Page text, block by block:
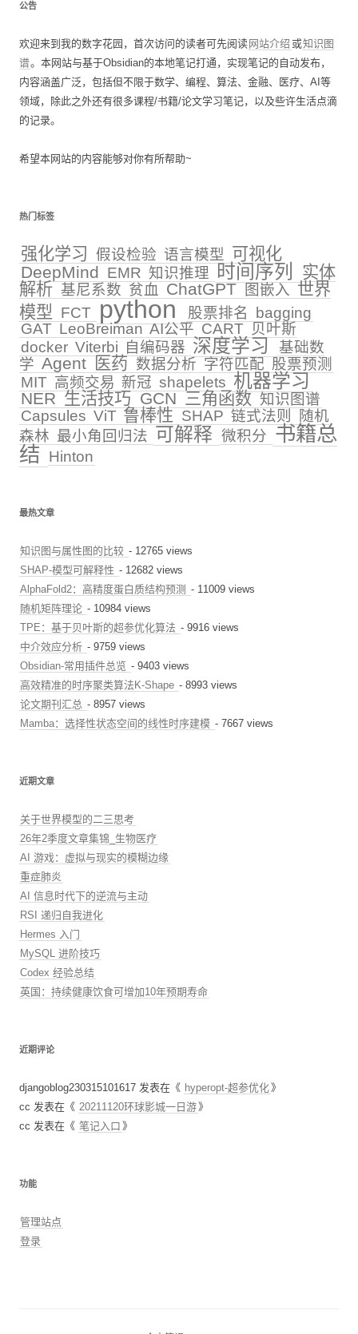
公告
欢迎来到我的数字花园，首次访问的读者可先阅读 网站介绍 或知识图
谱。本网站与基于Obsidian的本地笔记打通，实现笔记的自动发布，
内容涵盖广泛，包括但不限于数学、编程、算法、金融、医疗、AI等
领域，除此之外还有很多课程/书籍/论文学习笔记，以及些许生活点滴
的记录。
希望本网站的内容能够对你有所帮助~
热门标签
强化学习 假设检验 语言模型 可视化
DeepMind EMR 知识推理 时间序列
实体
解析 基尼系数 贫血 ChatGPT 图嵌入 世界
模型
FCT python 股票排名
bagging
GAT LeoBreimanAI公平 CART 贝叶斯
docker Viterbi 自编码器 深度学习
基础数
学 Agent 医药 数据分析 字符匹配 股票预测
MIT 高频交易 新冠 shapelets 机器学习
NER 生活技巧 GCN 三角函数 知识图谱
Capsules ViT 鲁棒性 SHAP 链式法则
随机
森林 最小角回归法 可解释 微积分 书籍总
结
Hinton
最热文章
知识图与属性图的比较 - 12765 views
SHAP-模型可解释性 - 12682 views
AlphaFold2：高精度蛋白质结构预测 - 11009 views
随机矩阵理论 - 10984 views
TPE：基于贝叶斯的超参优化算法 - 9916 views
中介效应分析 - 9759 views
Obsidian-常用插件总览 - 9403 views
高效精准的时序聚类算法K-Shape - 8993 views
论文期刊汇总 - 8957 views
Mamba：选择性状态空间的线性时序建模 - 7667 views
近期文章
关于世界模型的二三思考
26年2季度文章集锦_生物医疗
AI 游戏：虚拟与现实的模糊边缘
重症肺炎
AI 信息时代下的逆流与主动
RSI 递归自我进化
Hermes 入门
MySQL 进阶技巧
Codex 经验总结
英国：持续健康饮食可增加10年预期寿命
近期评论
djangoblog230315101617 发表在《 hyperopt-超参优化 》
cc 发表在《 20211120环球影城一日游 》
cc 发表在《 笔记入口 》
功能
管理站点
登录